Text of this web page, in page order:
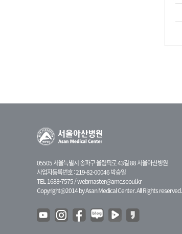
05505 서울특별시 송파구 올림픽로 43길 88 서울아산병원
사업자등록번호 : 219-82-00046 박승일
TEL 1688-7575 /webmaster@amc.seoul.kr
Copyright@2014 by Asan Medical Center. All Rights reserved.